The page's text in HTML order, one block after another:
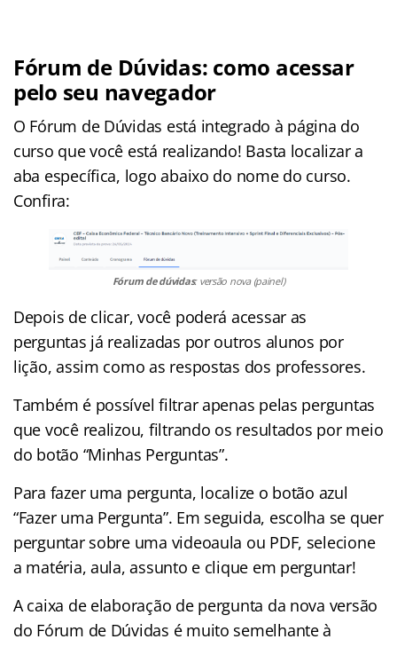
Fórum de Dúvidas: como acessar
pelo seu navegador
O Fórum de Dúvidas está integrado à página do
curso que você está realizando! Basta localizar a
aba específica, logo abaixo do nome do curso.
Confira:
Fórum de dúvidas: versão nova (painel)
Depois de clicar, você poderá acessar as
perguntas já realizadas por outros alunos por
lição, assim como as respostas dos professores.
Também é possível filtrar apenas pelas perguntas
que você realizou, filtrando os resultados por meio
do botão “Minhas Perguntas”.
Para fazer uma pergunta, localize o botão azul
“Fazer uma Pergunta”. Em seguida, escolha se quer
perguntar sobre uma videoaula ou PDF, selecione
a matéria, aula, assunto e clique em perguntar!
A caixa de elaboração de pergunta da nova versão
do Fórum de Dúvidas é muito semelhante à